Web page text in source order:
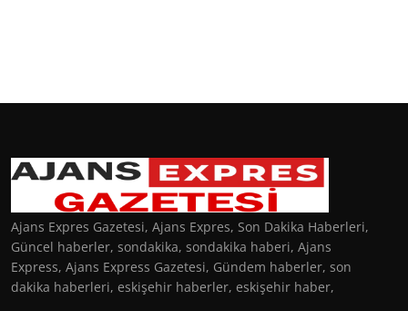
Ajans Expres Gazetesi, Ajans Expres, Son Dakika Haberleri,
Güncel haberler, sondakika, sondakika haberi, Ajans
Express, Ajans Express Gazetesi, Gündem haberler, son
dakika haberleri, eskişehir haberler, eskişehir haber,